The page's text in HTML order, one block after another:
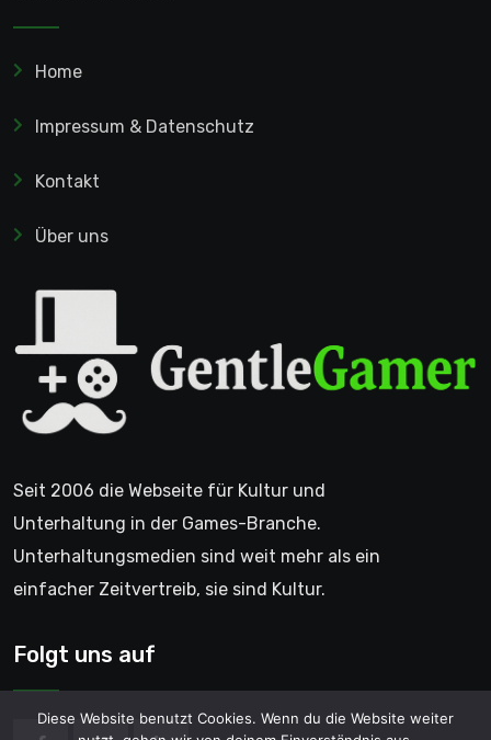
Home
Impressum & Datenschutz
Kontakt
Über uns
Seit 2006 die Webseite für Kultur und
Unterhaltung in der Games-Branche.
Unterhaltungsmedien sind weit mehr als ein
einfacher Zeitvertreib, sie sind Kultur.
Folgt uns auf
Diese Website benutzt Cookies. Wenn du die Website weiter